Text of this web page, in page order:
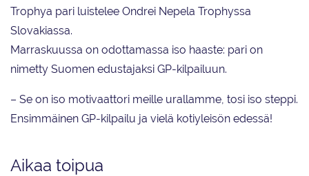
Trophya pari luistelee Ondrei Nepela Trophyssa
Slovakiassa.
Marraskuussa on odottamassa iso haaste: pari on
nimetty Suomen edustajaksi GP-kilpailuun.
– Se on iso motivaattori meille urallamme, tosi iso steppi.
Ensimmäinen GP-kilpailu ja vielä kotiyleisön edessä!
Aikaa toipua